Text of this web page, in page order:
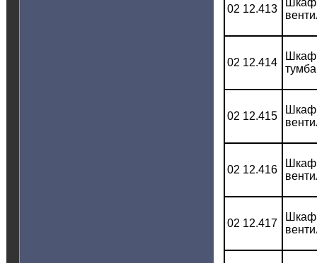
02 12.413
02 12.414
Шкаф
02 12.415
Шкаф
02 12.416
Шкаф
02 12.417
Шкаф